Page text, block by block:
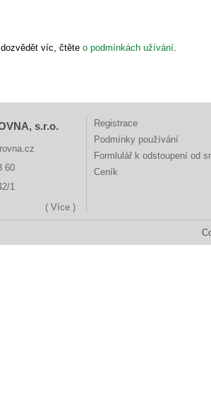
víc, čtěte o podmínkách užívání.
s.r.o.
60
1
( Více )
Registrace
Podmínky používání
Formlulář k odstoupení od
Ceník